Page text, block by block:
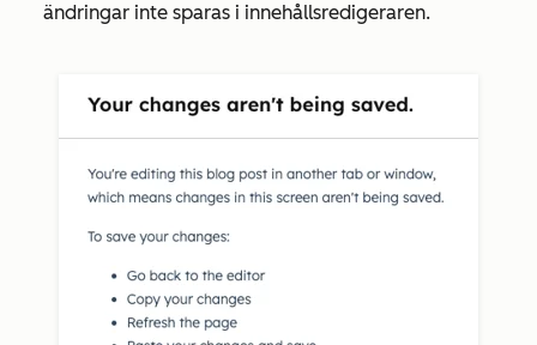
ändringar inte sparas i innehållsredigeraren.